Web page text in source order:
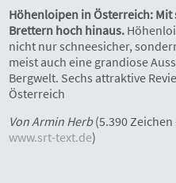
Höhenloipen in Österreich: Mit
Brettern hoch hinaus.
nicht nur schneesicher,
meist auch eine grandiose
Bergwelt. Sechs attraktive
Österreich
Von Armin Herb(5.390 Zeichen
www.srt-text.de)